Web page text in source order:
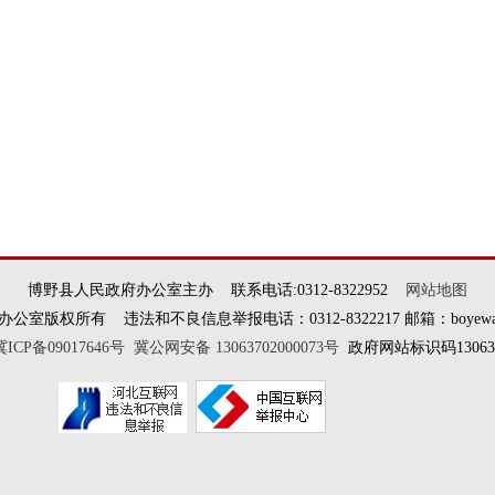
博野县人民政府办公室主办 联系电话:0312-8322952
网站地图
室版权所有 违法和不良信息举报电话：0312-8322217 邮箱：
ICP备09017646号 冀公网安备 13063702000073号 政府网站标识码